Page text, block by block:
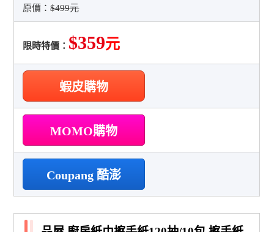
原價：$499元
限時特價： $359元
蝦皮購物
MOMO購物
Coupang 酷澎